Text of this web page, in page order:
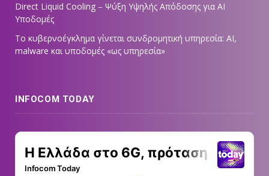
Direct Liquid Cooling – Ψύξη Υψηλής Απόδοσης για AI
Υποδομές
Το κυβερνοέγκλημα γίνεται συνδρομητική υπηρεσία: AI,
malware και υποδομές «ως υπηρεσία»
INFOCOM TODAY